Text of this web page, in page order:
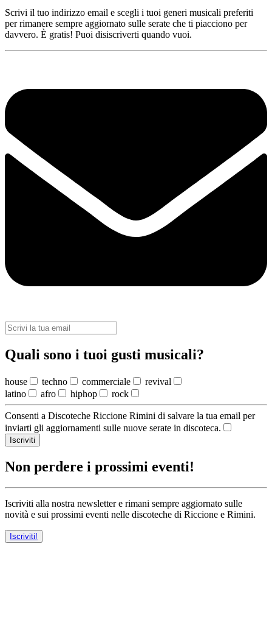
Scrivi il tuo indirizzo email e scegli i tuoi generi musicali preferiti
per rimanere sempre aggiornato sulle serate che ti piacciono per
davvero. È gratis! Puoi disiscriverti quando vuoi.
Quali sono i tuoi gusti musicali?
house techno commerciale
revival
latino
afro hiphop rock
Consenti a Discoteche Riccione Rimini di salvare la tua email per
inviarti gli aggiornamenti sulle nuove serate in discoteca.
Iscriviti
Non perdere i prossimi eventi!
Iscriviti alla nostra newsletter e rimani sempre aggiornato sulle
novità e sui prossimi eventi nelle discoteche di Riccione e Rimini.
Iscriviti!